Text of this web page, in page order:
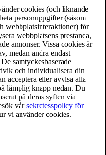
cookies (och liknande
personuppgifter (såsom
webbplatsinteraktioner) för
webbplatsens prestanda,
annonser. Vissa cookies är
medan andra endast
samtyckesbaserade
och individualisera din
acceptera eller avvisa alla
lämplig knapp nedan. Du
på deras syften via
vårsekretesspolicy för
vi använder cookies.